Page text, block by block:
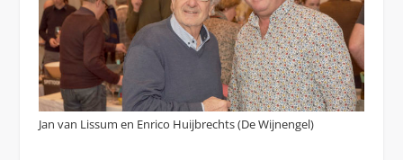
Jan van Lissum en Enrico Huijbrechts (De Wijnengel)